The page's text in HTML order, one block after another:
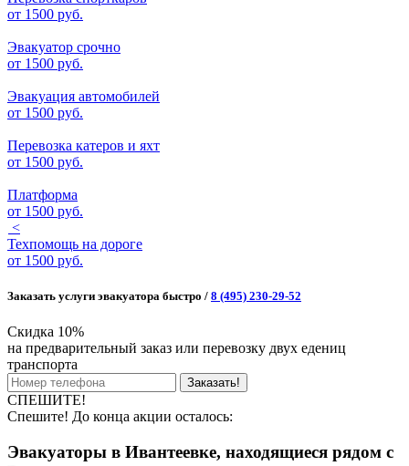
от 1500 руб.
Эвакуатор срочно
от 1500 руб.
Эвакуация автомобилей
от 1500 руб.
Перевозка катеров и яхт
от 1500 руб.
Платформа
от 1500 руб.
<
Техпомощь на дороге
от 1500 руб.
Заказать услуги эвакуатора быстро / 8 (495) 230-29-52
Скидка 10%
на предварительный заказ или перевозку двух едениц
транспорта
Заказать!
СПЕШИТЕ!
Спешите! До конца акции осталось:
Эвакуаторы в Ивантеевке, находящиеся рядом с